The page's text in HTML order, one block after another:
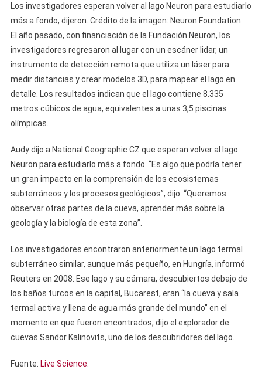
Los investigadores esperan volver al lago Neuron para estudiarlo
más a fondo, dijeron. Crédito de la imagen: Neuron Foundation.
El año pasado, con financiación de la Fundación Neuron, los
investigadores regresaron al lugar con un escáner lidar, un
instrumento de detección remota que utiliza un láser para
medir distancias y crear modelos 3D, para mapear el lago en
detalle. Los resultados indican que el lago contiene 8.335
metros cúbicos de agua, equivalentes a unas 3,5 piscinas
olímpicas.
Audy dijo a National Geographic CZ que esperan volver al lago
Neuron para estudiarlo más a fondo. “Es algo que podría tener
un gran impacto en la comprensión de los ecosistemas
subterráneos y los procesos geológicos”, dijo. “Queremos
observar otras partes de la cueva, aprender más sobre la
geología y la biología de esta zona”.
Los investigadores encontraron anteriormente un lago termal
subterráneo similar, aunque más pequeño, en Hungría, informó
Reuters en 2008. Ese lago y su cámara, descubiertos debajo de
los baños turcos en la capital, Bucarest, eran “la cueva y sala
termal activa y llena de agua más grande del mundo” en el
momento en que fueron encontrados, dijo el explorador de
cuevas Sandor Kalinovits, uno de los descubridores del lago.
Fuente: Live Science